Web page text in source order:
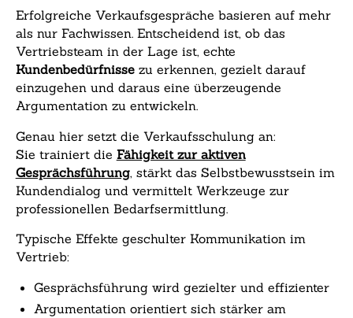
Erfolgreiche Verkaufsgespräche basieren auf mehr
als nur Fachwissen. Entscheidend ist, ob das
Vertriebsteam in der Lage ist, echte
Kundenbedürfnisse zu erkennen, gezielt darauf
einzugehen und daraus eine überzeugende
Argumentation zu entwickeln.
Genau hier setzt die Verkaufsschulung an:
Sie trainiert die Fähigkeit zur aktiven
Gesprächsführung, stärkt das Selbstbewusstsein im
Kundendialog und vermittelt Werkzeuge zur
professionellen Bedarfsermittlung.
Typische Effekte geschulter Kommunikation im
Vertrieb:
Gesprächsführung wird gezielter und effizienter
Argumentation orientiert sich stärker am